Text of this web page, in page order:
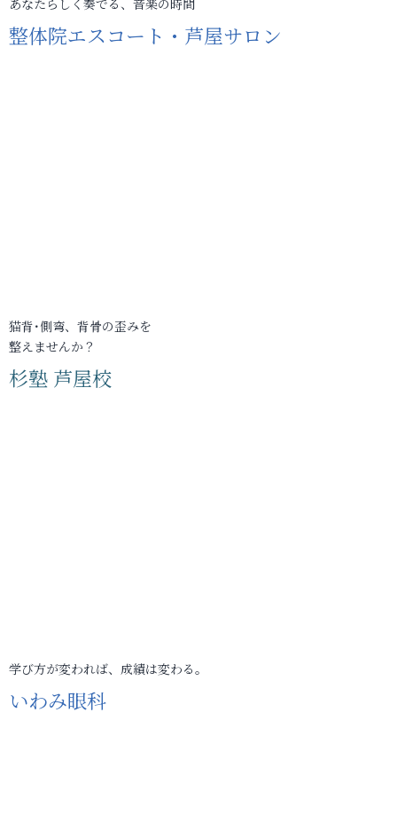
あなたらしく奏でる、音楽の時間
整体院エスコート・芦屋サロン
猫背･側弯、背骨の歪みを
整えませんか？
杉塾 芦屋校
学び方が変われば、成績は変わる。
いわみ眼科